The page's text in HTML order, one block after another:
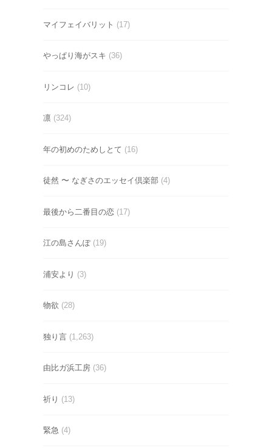
マイフェイバリット (17)
やっぱり海がスキ (36)
リンコレ (10)
凛 (324)
年の初めのためしとて (16)
徒然 〜 なぎさのエッセイ倶楽部 (4)
最後から二番目の恋 (17)
江の島さんぽ(19)
浦安より (3)
物欲 (28)
独り言 (1,263)
由比ガ浜工房 (36)
祈り (13)
緊急 (4)